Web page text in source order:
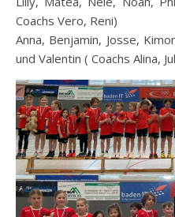
Coachs Vero, Reni)
Anna, Benjamin, Josse,
und Valentin ( Coachs Alina,